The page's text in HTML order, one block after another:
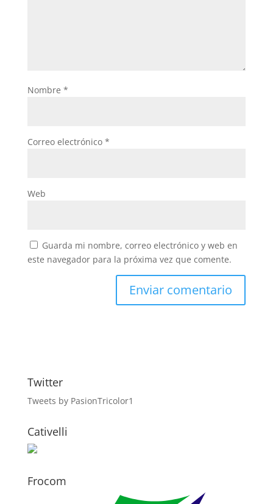
Nombre *
Correo electrónico *
Web
Guarda mi nombre, correo electrónico y web en
este navegador para la próxima vez que comente.
Twitter
Tweets by PasionTricolor1
Cativelli
Frocom